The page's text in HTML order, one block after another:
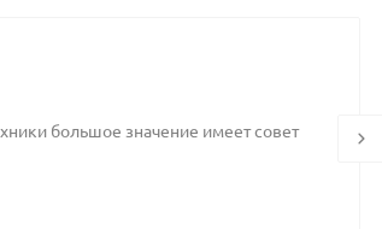
большое значение имеет совет